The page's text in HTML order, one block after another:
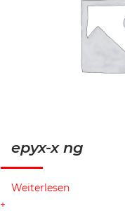
epyx-x ng
Weiterlesen